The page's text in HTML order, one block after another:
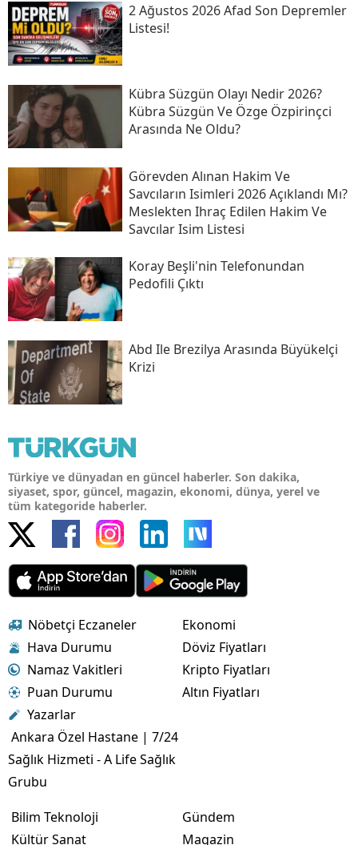
2 Ağustos 2026 Afad Son Depremler
Listesi!
Kübra Süzgün Olayı Nedir 2026?
Kübra Süzgün Ve Özge Özpirinçci
Arasında Ne Oldu?
Görevden Alınan Hakim Ve
Savcıların Isimleri 2026 Açıklandı Mı?
Meslekten Ihraç Edilen Hakim Ve
Savcılar Isim Listesi
Koray Beşli'nin Telefonundan
Pedofili Çıktı
Abd Ile Brezilya Arasında Büyükelçi
Krizi
Türkiye ve dünyadan en güncel haberler. Son dakika,
siyaset, spor, güncel, magazin, ekonomi, dünya, yerel ve
tüm kategoride haberler.
Nöbetçi Eczaneler
Hava Durumu
Namaz Vakitleri
Puan Durumu
Yazarlar
Ankara Özel Hastane | 7/24
Sağlık Hizmeti - A Life Sağlık
Grubu
Ekonomi
Döviz Fiyatları
Kripto Fiyatları
Altın Fiyatları
Bilim Teknoloji
Kültür Sanat
Gündem
Magazin